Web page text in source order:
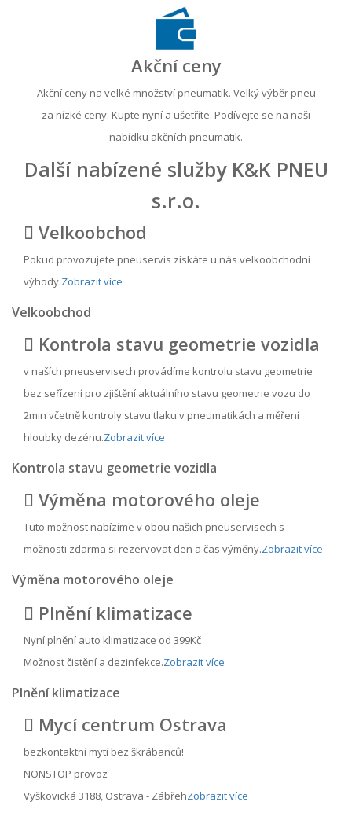
Akční ceny
Akční ceny na velké množství pneumatik. Velký výběr pneu
za nízké ceny. Kupte nyní a ušetříte. Podívejte se na naši
nabídku akčních pneumatik.
Další nabízené služby K&K PNEU
s.r.o.
Velkoobchod
Pokud provozujete pneuservis získáte u nás velkoobchodní
výhody.Zobrazit více
Velkoobchod
Kontrola stavu geometrie vozidla
v naších pneuservisech provádíme kontrolu stavu geometrie
bez seřízení pro zjištění aktuálního stavu geometrie vozu do
2min včetně kontroly stavu tlaku v pneumatikách a měření
hloubky dezénu.Zobrazit více
Kontrola stavu geometrie vozidla
Výměna motorového oleje
Tuto možnost nabízíme v obou našich pneuservisech s
možnosti zdarma si rezervovat den a čas výměny.Zobrazit více
Výměna motorového oleje
Plnění klimatizace
Nyní plnění auto klimatizace od 399Kč
Možnost čistění a dezinfekce.Zobrazit více
Plnění klimatizace
Mycí centrum Ostrava
bezkontaktní mytí bez škrábanců!
NONSTOP provoz
Vyškovická 3188, Ostrava - ZábřehZobrazit více